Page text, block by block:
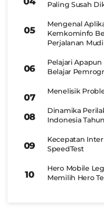
Paling Susah
Mengenal
Kemkominfo
Perjalanan
Pelajari
Belajar
Menelisik
Dinamika
Indonesia
Kecepatan
SpeedTest
Hero Mobile
Memilih Hero